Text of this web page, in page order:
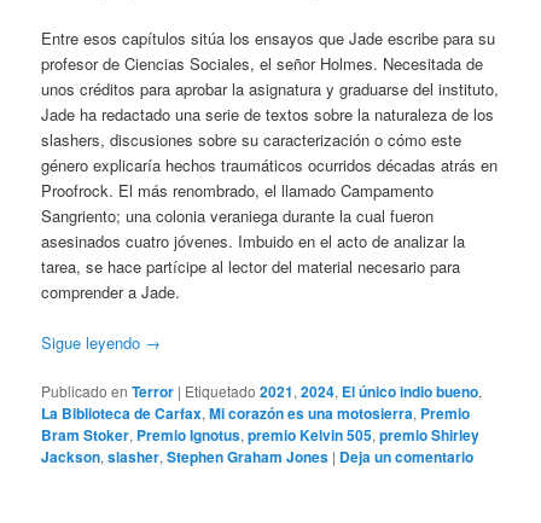
Entre esos capítulos sitúa los ensayos que Jade escribe para su
profesor de Ciencias Sociales, el señor Holmes. Necesitada de
unos créditos para aprobar la asignatura y graduarse del instituto,
Jade ha redactado una serie de textos sobre la naturaleza de los
slashers, discusiones sobre su caracterización o cómo este
género explicaría hechos traumáticos ocurridos décadas atrás en
Proofrock. El más renombrado, el llamado Campamento
Sangriento; una colonia veraniega durante la cual fueron
asesinados cuatro jóvenes. Imbuido en el acto de analizar la
tarea, se hace partícipe al lector del material necesario para
comprender a Jade.
Sigue leyendo →
Publicado en Terror | Etiquetado 2021,2024, El único indio bueno,
La Biblioteca de Carfax,Mi corazón es una motosierra, Premio
Bram Stoker, Premio Ignotus,premio Kelvin 505,premio Shirley
Jackson,slasher,Stephen Graham Jones | Deja un comentario